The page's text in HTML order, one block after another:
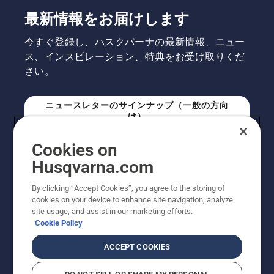
最新情報をお届けします
今すぐ登録し、ハスクバーナの最新情報、ニュー
ス、インスピレーション、特典をお受け取りくだ
さい。
ニュースレターのサインナップ（一般の方向
け）
ニュースレターのサインアップ（プロの方向
け）
Cookies on
Husqvarna.com
By clicking “Accept Cookies”, you agree to the storing of
cookies on your device to enhance site navigation, analyze
site usage, and assist in our marketing efforts.
Cookie Policy
ACCEPT COOKIES